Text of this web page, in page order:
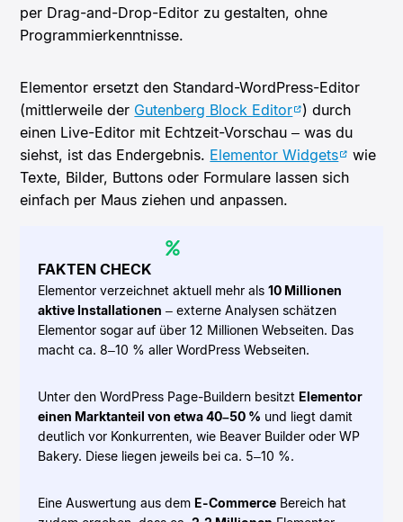
per Drag-and-Drop-Editor zu gestalten, ohne
Programmierkenntnisse.
Elementor ersetzt den Standard-WordPress-Editor
(mittlerweile der Gutenberg Block Editor ) durch
einen Live-Editor mit Echtzeit-Vorschau – was du
siehst, ist das Endergebnis. Elementor Widgets
wie
Texte, Bilder, Buttons oder Formulare lassen sich
einfach per Maus ziehen und anpassen.
FAKTEN CHECK
Elementor verzeichnet aktuell mehr als 10 Millionen
aktive Installationen – externe Analysen schätzen
Elementor sogar auf über 12 Millionen Webseiten. Das
macht ca. 8–10 % aller WordPress Webseiten.
Unter den WordPress Page-Buildern besitzt Elementor
einen Marktanteil von etwa 40–50 % und liegt damit
deutlich vor Konkurrenten, wie Beaver Builder oder WP
Bakery. Diese liegen jeweils bei ca. 5–10 %.
Eine Auswertung aus dem E-CommerceBereich hat